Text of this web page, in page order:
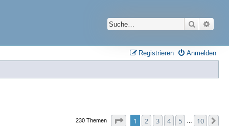
Suche
Anmelden
Registrieren
230 Themen Seite von10
1 2 3 4 5 10